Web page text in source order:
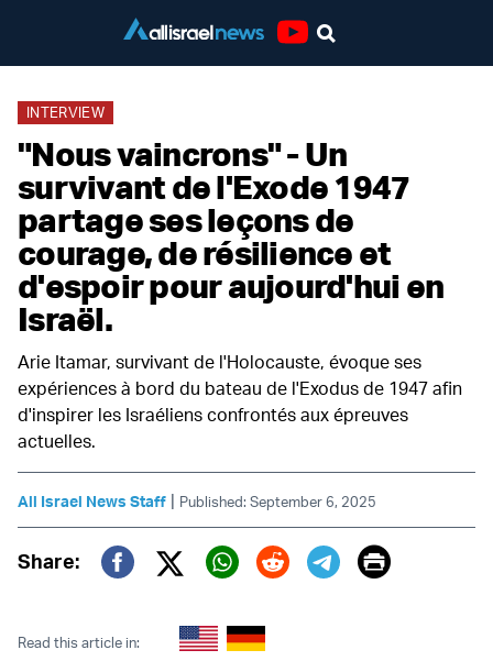
INTERVIEW
"Nous vaincrons" - Un
survivant de l'Exode 1947
partage ses leçons de
courage, de résilience et
d'espoir pour aujourd'hui en
Israël.
Arie Itamar, survivant de l'Holocauste, évoque ses
expériences à bord du bateau de l'Exodus de 1947 afin
d'inspirer les Israéliens confrontés aux épreuves
actuelles.
All Israel News Staff | Published: September 6, 2025
Share:
Twitter (X)
Print
Read this article in: